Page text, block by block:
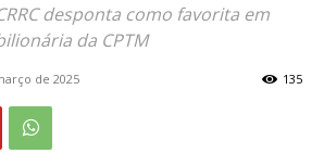
desponta como favorita em
da CPTM
de 2025 135